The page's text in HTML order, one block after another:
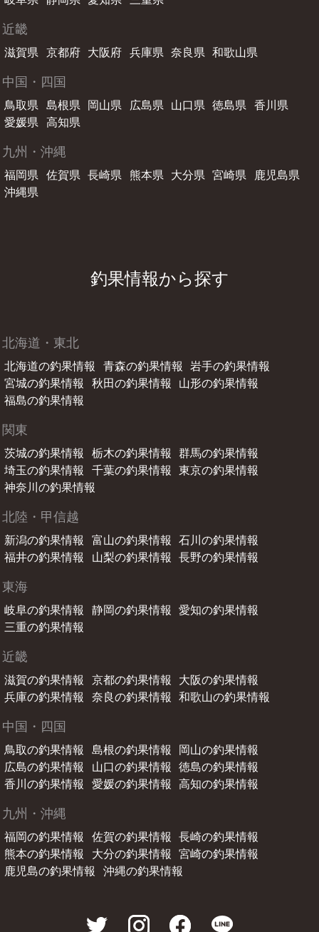
近畿
滋賀県 京都府 大阪府 兵庫県 奈良県 和歌山県
中国・四国
鳥取県 島根県 岡山県 広島県 山口県 徳島県
香川県
愛媛県
高知県
九州・沖縄
福岡県 佐賀県 長崎県 熊本県 大分県 宮崎県
鹿児島県
沖縄県
釣果情報から探す
北海道・東北
北海道の釣果情報 青森の釣果情報
岩手の釣果情報
宮城の釣果情報
秋田の釣果情報
山形の釣果情報
福島の釣果情報
関東
茨城の釣果情報 栃木の釣果情報
群馬の釣果情報
埼玉の釣果情報
千葉の釣果情報
東京の釣果情報
神奈川の釣果情報
北陸・甲信越
新潟の釣果情報 富山の釣果情報
石川の釣果情報
福井の釣果情報
山梨の釣果情報 長野の釣果情報
東海
岐阜の釣果情報 静岡の釣果情報
愛知の釣果情報
三重の釣果情報
近畿
滋賀の釣果情報 京都の釣果情報
大阪の釣果情報
兵庫の釣果情報
奈良の釣果情報 和歌山の釣果情報
中国・四国
鳥取の釣果情報 島根の釣果情報
岡山の釣果情報
広島の釣果情報
山口の釣果情報
徳島の釣果情報
香川の釣果情報
愛媛の釣果情報 高知の釣果情報
九州・沖縄
福岡の釣果情報 佐賀の釣果情報
長崎の釣果情報
熊本の釣果情報
大分の釣果情報
宮崎の釣果情報
鹿児島の釣果情報
沖縄の釣果情報